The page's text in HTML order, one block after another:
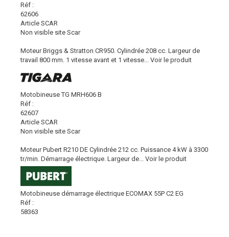
Réf :
62606
Article SCAR
Non visible site Scar
Moteur Briggs & Stratton CR950. Cylindrée 208 cc. Largeur de
travail 800 mm. 1 vitesse avant et 1 vitesse...
Voir le produit
Motobineuse TG MRH606 B
Réf :
62607
Article SCAR
Non visible site Scar
Moteur Pubert R210 DE Cylindrée 212 cc. Puissance 4 kW à 3300
tr/min. Démarrage électrique. Largeur de...
Voir le produit
Motobineuse démarrage électrique ECOMAX 55P C2 EG
Réf :
58363